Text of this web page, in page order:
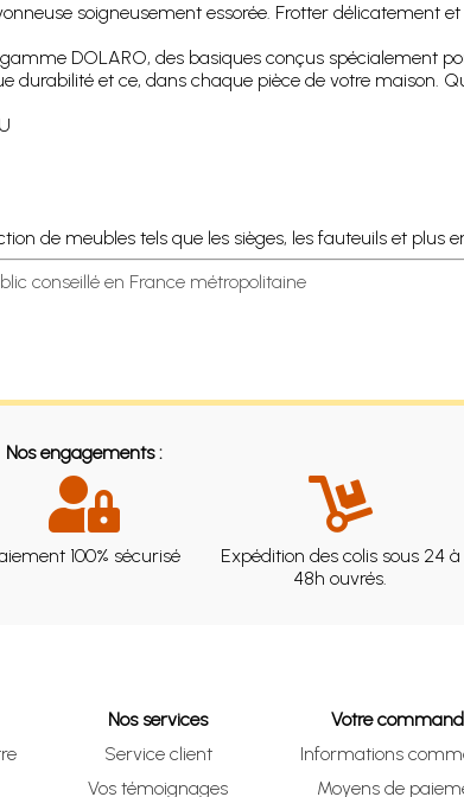
soigneusement essorée. Frotter délicatement
DOLARO, des basiques conçus spécialement
durabilité et ce, dans chaque pièce de votre maison.
de meubles tels que les sièges, les fauteuils et plus
conseillé en France métropolitaine
Nos engagements :
100% sécurisé
Expédition des colis sous 24 à
48h ouvrés.
Nos services
Service client
Vos témoignages
Votre
Informations
Moyens de